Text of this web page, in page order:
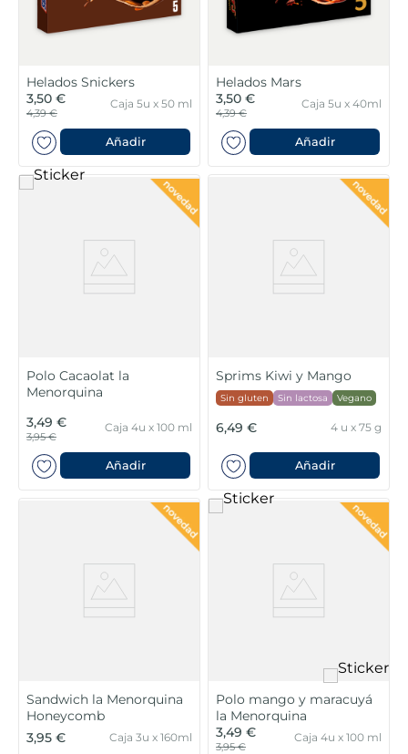
Helados Snickers
3,50 €
4,39 €
Caja 5u x 50 ml
Añadir
Helados Mars
3,50 €
4,39 €
Caja 5u x 40ml
Añadir
Polo Cacaolat la
Menorquina
3,49 €
3,95 €
Caja 4u x 100 ml
Añadir
Sprims Kiwi y Mango
Sin gluten Sin lactosa Vegano
6,49 € 4 u x 75 g
Añadir
Sandwich la Menorquina
Honeycomb
3,95 €
Caja 3u x 160ml
Polo mango y maracuyá
la Menorquina
3,49 €
3,95 €
Caja 4u x 100 ml